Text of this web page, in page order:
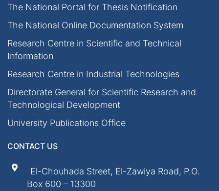
The National Portal for Thesis Notification
The National Online Documentation System
Research Centre in Scientific and Technical
Information
Research Centre in Industrial Technologies
Directorate General for Scientific Research and
Technological Development
University Publications Office
CONTACT US
El-Chouhada Street, El-Zawiya Road, P.O.
Box 600 – 13300